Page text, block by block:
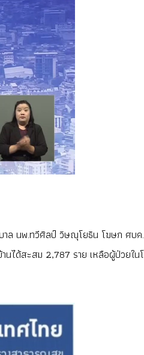
าล นพ.ทวีศิลป์ วิษณุโยธิน โฆษก ศบค
ได้สะสม 2,787 ราย เหลือผู้ป่วยใน